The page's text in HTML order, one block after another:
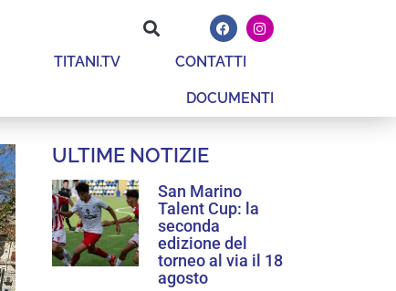
TITANI.TV CONTATTI
DOCUMENTI
ULTIME NOTIZIE
San Marino
Talent Cup: la
seconda
edizione del
torneo al via il 18
agosto